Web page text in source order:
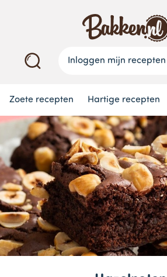
Inloggen mijn recepten
Zoete recepten Hartige recepten